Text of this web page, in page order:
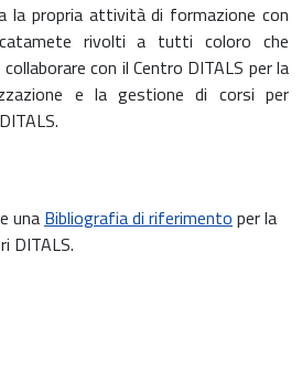
la propria attività di formazione con
rivolti a tutti coloro che
con il Centro DITALS per la
e la gestione di corsi per
una Bibliografia di riferimento per la
DITALS.